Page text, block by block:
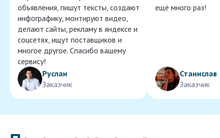
объявления, пишут тексты, создают
инфографику, монтируют видео,
делают сайты, рекламу в яндексе и
соцсетях, ищут поставщиков и
многое другое. Спасибо вашему
сервису!
Руслан
Заказчик
ещё много раз!
Станислав
Заказчик